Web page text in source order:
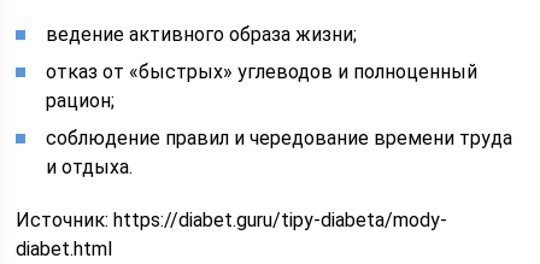
ведение активного образа жизни;
отказ от «быстрых» углеводов и полноценный
рацион;
соблюдение правил и чередование времени труда
и отдыха.
Источник:https://diabet.guru/tipy-diabeta/mody-
diabet.html